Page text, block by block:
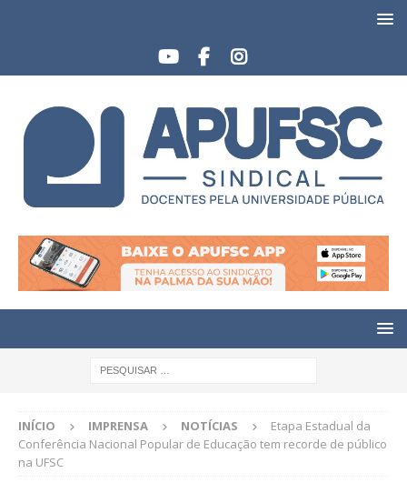
INÍCIO IMPRENSA NOTÍCIAS
Etapa Estadual da
Conferência Nacional Popular de Educação tem recorde de público
na UFSC